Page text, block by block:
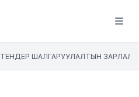
Open
ТЕНДЕР ШАЛГАРУУЛАЛТЫН ЗАРЛАЛ